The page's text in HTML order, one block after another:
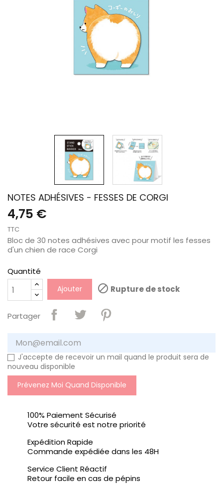
NOTES ADHÉSIVES - FESSES DE CORGI
4,75 €
TTC
Bloc de 30 notes adhésives avec pour motif les fesses
d'un chien de race Corgi
Quantité
Ajouter  Rupture de stock
Partager
J'accepte de recevoir un mail quand le produit sera de
nouveau disponible
Prévenez Moi Quand Disponible
100% Paiement Sécurisé
Votre sécurité est notre priorité
Expédition Rapide
Commande expédiée dans les 48H
Service Client Réactif
Retour facile en cas de pépins